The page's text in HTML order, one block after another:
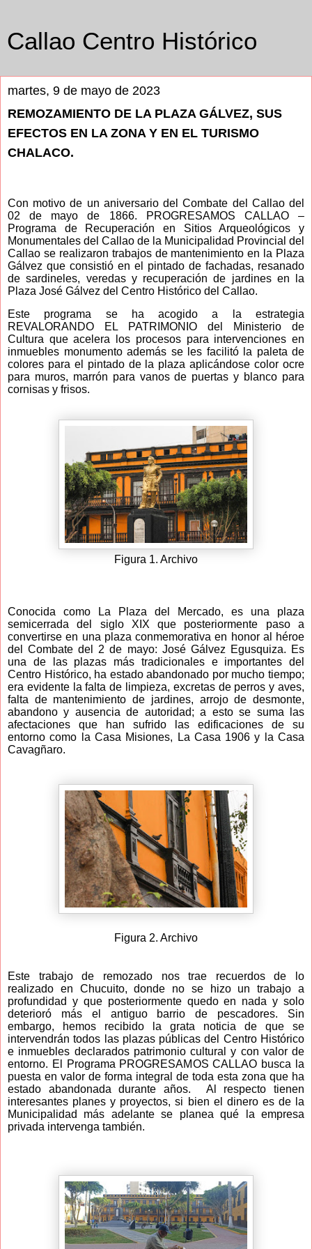
Callao Centro Histórico
martes, 9 de mayo de 2023
REMOZAMIENTO DE LA PLAZA GÁLVEZ, SUS
EFECTOS EN LA ZONA Y EN EL TURISMO
CHALACO.
Con motivo de un aniversario del Combate del Callao del
02 de mayo de 1866. PROGRESAMOS CALLAO –
Programa de Recuperación en Sitios Arqueológicos y
Monumentales del Callao de la Municipalidad Provincial del
Callao se realizaron trabajos de mantenimiento en la Plaza
Gálvez que consistió en el pintado de fachadas, resanado
de sardineles, veredas y recuperación de jardines en la
Plaza José Gálvez del Centro Histórico del Callao.
Este programa se ha acogido a la estrategia
REVALORANDO EL PATRIMONIO del Ministerio de
Cultura que acelera los procesos para intervenciones en
inmuebles monumento además se les facilitó la paleta de
colores para el pintado de la plaza aplicándose color ocre
para muros, marrón para vanos de puertas y blanco para
cornisas y frisos.
Figura 1. Archivo
Conocida como La Plaza del Mercado, es una plaza
semicerrada del siglo XIX que posteriormente paso a
convertirse en una plaza conmemorativa en honor al héroe
del Combate del 2 de mayo: José Gálvez Egusquiza. Es
una de las plazas más tradicionales e importantes del
Centro Histórico, ha estado abandonado por mucho tiempo;
era evidente la falta de limpieza, excretas de perros y aves,
falta de mantenimiento de jardines, arrojo de desmonte,
abandono y ausencia de autoridad; a esto se suma las
afectaciones que han sufrido las edificaciones de su
entorno como la Casa Misiones, La Casa 1906 y la Casa
Cavagñaro.
Figura 2. Archivo
Este trabajo de remozado nos trae recuerdos de lo
realizado en Chucuito, donde no se hizo un trabajo a
profundidad y que posteriormente quedo en nada y solo
deterioró más el antiguo barrio de pescadores. Sin
embargo, hemos recibido la grata noticia de que se
intervendrán todos las plazas públicas del Centro Histórico
e inmuebles declarados patrimonio cultural y con valor de
entorno. El Programa PROGRESAMOS CALLAO busca la
puesta en valor de forma integral de toda esta zona que ha
estado abandonada durante años. Al respecto tienen
interesantes planes y proyectos, si bien el dinero es de la
Municipalidad más adelante se planea qué la empresa
privada intervenga también.